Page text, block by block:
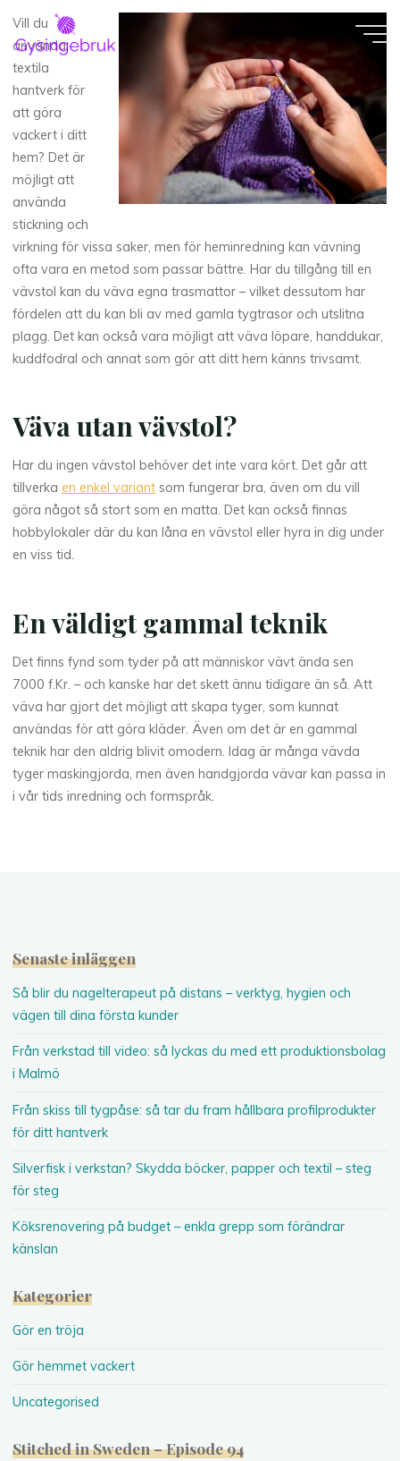
content
Vill du
använda
textila
hantverk för
att göra
vackert i ditt
hem? Det är
möjligt att
använda
stickning och
virkning för vissa saker, men för heminredning kan vävning
ofta vara en metod som passar bättre. Har du tillgång till en
vävstol kan du väva egna trasmattor – vilket dessutom har
fördelen att du kan bli av med gamla tygtrasor och utslitna
plagg. Det kan också vara möjligt att väva löpare, handdukar,
kuddfodral och annat som gör att ditt hem känns trivsamt.
Väva utan vävstol?
Har du ingen vävstol behöver det inte vara kört. Det går att
tillverkaen enkel variant som fungerar bra, även om du vill
göra något så stort som en matta. Det kan också finnas
hobbylokaler där du kan låna en vävstol eller hyra in dig under
en viss tid.
En väldigt gammal teknik
Det finns fynd som tyder på att människor vävt ända sen
7000 f.Kr. – och kanske har det skett ännu tidigare än så. Att
väva har gjort det möjligt att skapa tyger, som kunnat
användas för att göra kläder. Även om det är en gammal
teknik har den aldrig blivit omodern. Idag är många vävda
tyger maskingjorda, men även handgjorda vävar kan passa in
i vår tids inredning och formspråk.
Senaste inläggen
Så blir du nagelterapeut på distans – verktyg, hygien och
vägen till dina första kunder
Från verkstad till video: så lyckas du med ett produktionsbolag
i Malmö
Från skiss till tygpåse: så tar du fram hållbara profilprodukter
för ditt hantverk
Silverfisk i verkstan? Skydda böcker, papper och textil – steg
för steg
Köksrenovering på budget – enkla grepp som förändrar
känslan
Kategorier
Gör en tröja
Gör hemmet vackert
Uncategorised
Stitched in Sweden – Episode 94